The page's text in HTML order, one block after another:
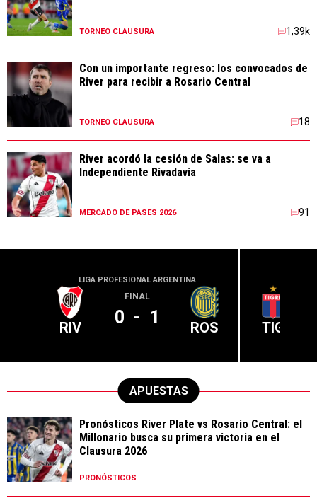
TORNEO CLAUSURA 1,39k
Con un importante regreso: los convocados de
River para recibir a Rosario Central
TORNEO CLAUSURA 18
River acordó la cesión de Salas: se va a
Independiente Rivadavia
MERCADO DE PASES 2026 91
LIGA PROFESIONAL ARGENTINA
RIV
FINAL
0 - 1 ROS TIG
APUESTAS
Pronósticos River Plate vs Rosario Central: el
Millonario busca su primera victoria en el
Clausura 2026
PRONÓSTICOS